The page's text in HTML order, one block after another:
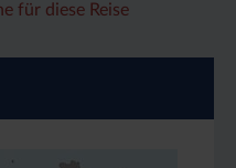
für diese Reise